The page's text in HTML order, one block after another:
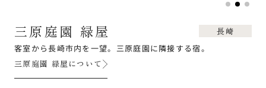
三原庭園 緑屋
長崎
客室から長崎市内を一望。三原庭園に隣接する宿。
三原庭園 緑屋について